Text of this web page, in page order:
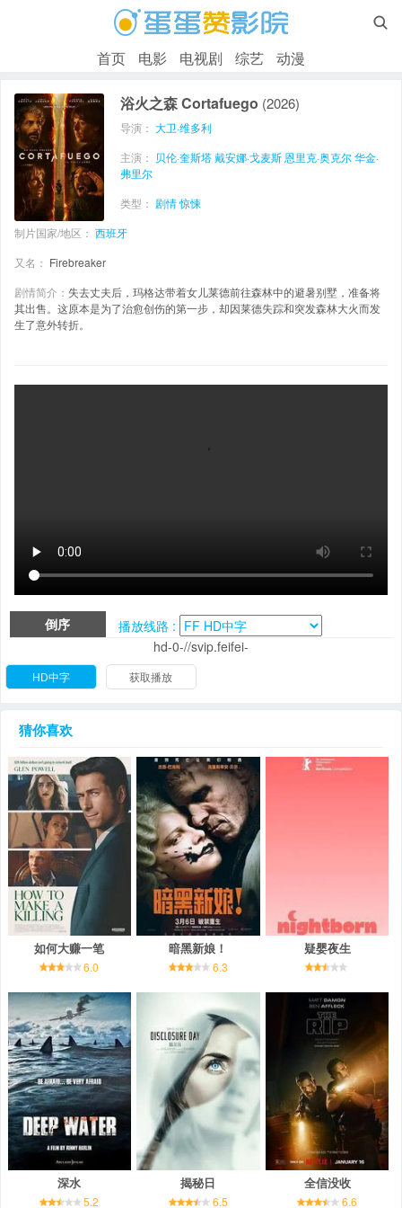

首页 电影 电视剧 综艺 动漫
浴火之森 Cortafuego (2026)
导演： 大卫·维多利
主演： 贝伦·奎斯塔戴安娜·戈麦斯 恩里克·奥克尔华金·
弗里尔
类型： 剧情惊悚
制片国家/地区： 西班牙
又名： Firebreaker
剧情简介： 失去丈夫后，玛格达带着女儿莱德前往森林中的避暑别墅，准备将
其出售。这原本是为了治愈创伤的第一步，却因莱德失踪和突发森林大火而发
生了意外转折。
倒序
播放线路 :
hd-0-//svip.feifei-
HD中字 获取播放
猜你喜欢
如何大赚一笔
6.0
暗黑新娘！
6.3
疑婴夜生
深水
5.2
揭秘日
6.5
全信没收
6.6